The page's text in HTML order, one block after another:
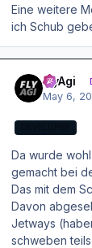
Eine weitere
ich Schub
FlyAgi
May 6,
Da wurde
gemacht bei
Das mit dem
Davon
Jetways
schweben